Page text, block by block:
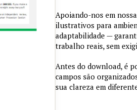
Apoiando-nos em
ilustrativos para
adaptabilidade —
trabalho reais, sem
Antes do download, é
campos são
sua clareza em